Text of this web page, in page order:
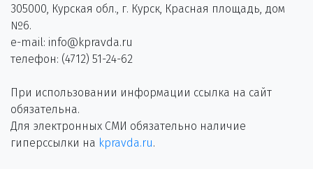
305000, Курская обл., г. Курск, Красная площадь, дом
№6.
e-mail: info@kpravda.ru
телефон: (4712) 51-24-62
При использовании информации ссылка на сайт
обязательна.
Для электронных СМИ обязательно наличие
гиперссылки на kpravda.ru.